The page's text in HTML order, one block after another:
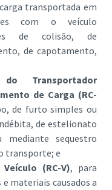
transportada em
com o veículo
de colisão, de
de capotamento,
do Transportador
de Carga (RC-
de furto simples ou
de estelionato
sequestro
transporte; e
(RC-V), para
materiais causados a